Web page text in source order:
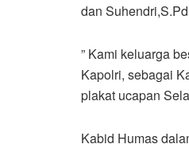
dan
” Kami keluarga
Kapolri, sebagai
plakat ucapan
Kabid Humas